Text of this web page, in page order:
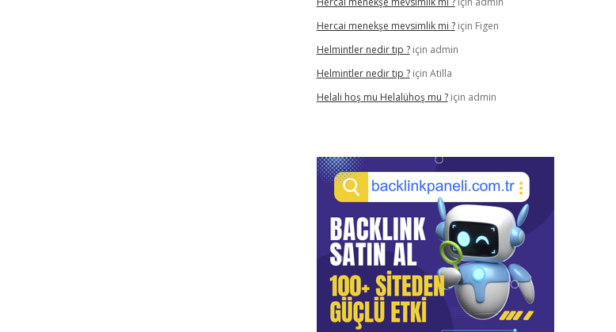
Hercai menekşe mevsimlik mi ?için Figen
Helmintler nedir tıp ?için admin
Helmintler nedir tıp ?için Atilla
Helali hoş mu Helalühoş mu ?için admin